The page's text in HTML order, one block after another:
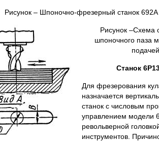
Рисунок – Шпоночно-фрезерный станок 692А
Рисунок –Схема
шпоночного паза
подачей
Станок
Для фрезерования
назначается
станок с числовым
управлением модели
револьверной
инструментов.